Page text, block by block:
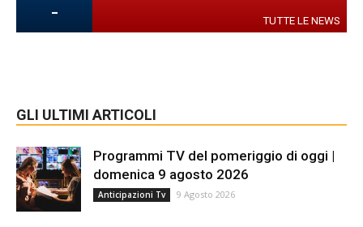
- TUTTE LE NEWS
GLI ULTIMI ARTICOLI
Programmi TV del pomeriggio di oggi |
domenica 9 agosto 2026
Anticipazioni Tv 9 Agosto 2026